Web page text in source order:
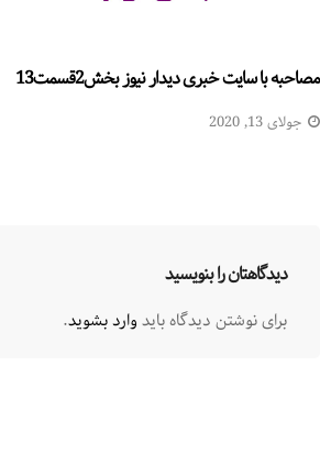
مصاحبه با سایت خبری دیدار نیوز بخش2قسمت13
جولای 13, 2020
دیدگاهتان را بنویسید
برای نوشتن دیدگاه بایدوارد بشوید.